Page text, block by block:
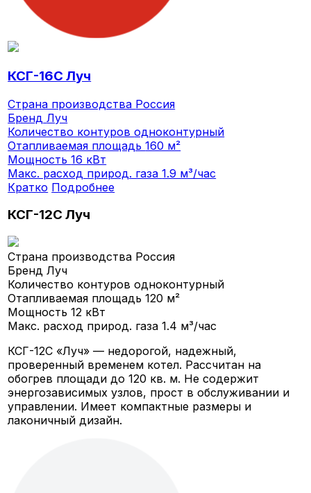
КСГ-16С Луч
Страна производства Россия
БрендЛуч
Количество контуроводноконтурный
Отапливаемая площадь160 м²
Мощность16 кВт
Макс. расход природ. газа1.9 м³/час
Кратко Подробнее
КСГ-12С Луч
Страна производства Россия
БрендЛуч
Количество контуроводноконтурный
Отапливаемая площадь120 м²
Мощность12 кВт
Макс. расход природ. газа1.4 м³/час
КСГ-12С «Луч» — недорогой, надежный,
проверенный временем котел. Рассчитан на
обогрев площади до 120 кв. м. Не содержит
энергозависимых узлов, прост в обслуживании и
управлении. Имеет компактные размеры и
лаконичный дизайн.